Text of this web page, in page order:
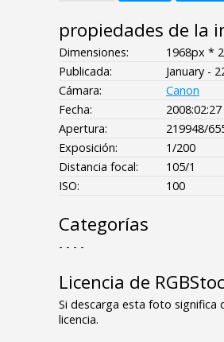
propiedades de la
Dimensiones:
1968px *
Publicada:
January -
Cámara:
Canon
Fecha:
Apertura:
219948/
Exposición:
1/200
Distancia focal:
105/1
ISO:
100
Categorías
- - - -
Licencia de
Si descarga esta foto significa
licencia.